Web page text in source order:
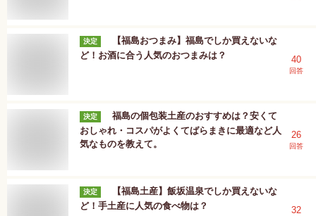
決定
【福島おつまみ】福島でしか買えないな
ど！お酒に合う人気のおつまみは？
40
回答
決定
福島の個包装土産のおすすめは？安くて
おしゃれ・コスパがよくてばらまきに最適など人
気なものを教えて。
26
回答
決定
【福島土産】飯坂温泉でしか買えないな
ど！手土産に人気の食べ物は？
32